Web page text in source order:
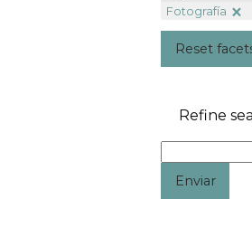
Fotografía
Reset
Refine
Enviar